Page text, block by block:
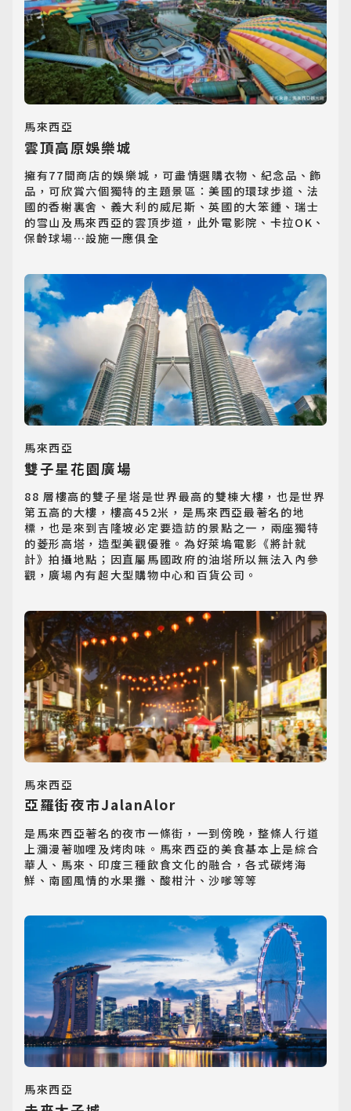
日韓旅遊
Northeast Asia
馬來西亞
雲頂高原娛樂城
擁有77間商店的娛樂城，可盡情選購衣物、紀念品、飾
品，可欣賞六個獨特的主題景區：美國的環球步道、法
國的香榭裏舍、義大利的威尼斯、英國的大笨鍾、瑞士
的雪山及馬來西亞的雲頂步道，此外電影院、卡拉OK、
保齡球場…設施一應俱全
馬來西亞
雙子星花園廣場
88 層樓高的雙子星塔是世界最高的雙棟大樓，也是世界
第五高的大樓，樓高452米，是馬來西亞最著名的地
標，也是來到吉隆坡必定要造訪的景點之一，兩座獨特
的菱形高塔，造型美觀優雅。為好萊塢電影《將計就
計》拍攝地點；因直屬馬國政府的油塔所以無法入內參
觀，廣場內有超大型購物中心和百貨公司。
馬來西亞
亞羅街夜市JalanAlor
是馬來西亞著名的夜市一條街，一到傍晚，整條人行道
上瀰漫著咖哩及烤肉味。馬來西亞的美食基本上是綜合
華人、馬來、印度三種飲食文化的融合，各式碳烤海
鮮、南國風情的水果攤、酸柑汁、沙嗲等等
馬來西亞